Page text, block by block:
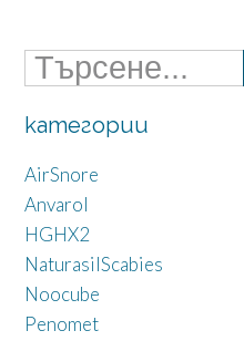
категории
AirSnore
Anvarol
HGHX2
NaturasilScabies
Noocube
Penomet